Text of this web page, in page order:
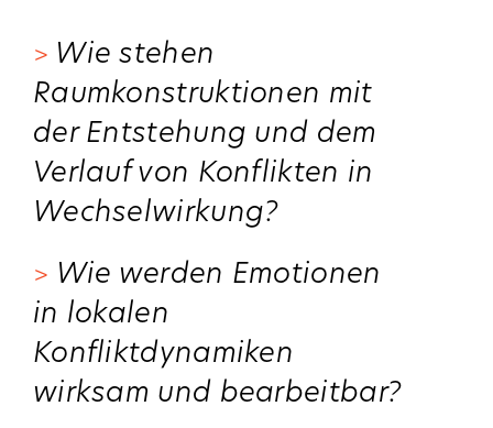
>Wie stehen
Raumkonstruktionen mit
der Entstehung und dem
Verlauf von Konflikten in
Wechselwirkung?
> Wie werden Emotionen
in lokalen
Konfliktdynamiken
wirksam und bearbeitbar?